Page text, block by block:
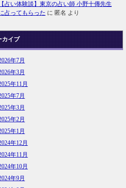
占い体験談】東京の占い師 小野十傳先生
占ってもらった に 匿名 より
カイブ
年7月
年3月
年11月
年7月
年3月
年2月
年1月
年12月
年11月
年10月
年9月